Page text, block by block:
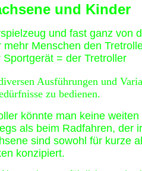
und Kinder
und fast ganz von
Menschen den
= der Tretroller
Ausführungen und
zu bedienen.
könnte man keine weiten
als beim Radfahren, der
sind sowohl für kurze
konzipiert.